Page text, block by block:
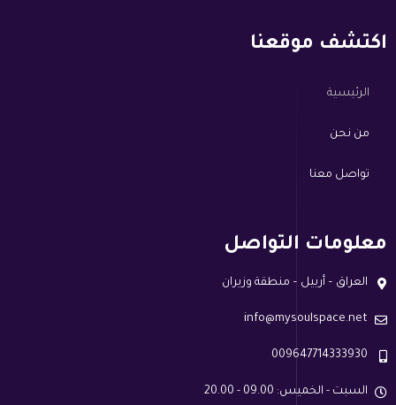
اكتشف موقعنا
الرئيسية
من نحن
تواصل معنا
معلومات التواصل
العراق – أربيل – منطقة وزيران
info@mysoulspace.net
009647714333930
السبت - الخميس: 09.00 - 20.00